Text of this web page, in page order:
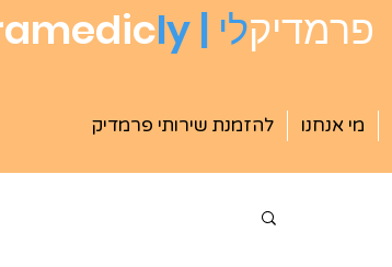
ly | פרמדיקלי
להזמנת שירותי פרמדיק מי אנחנו